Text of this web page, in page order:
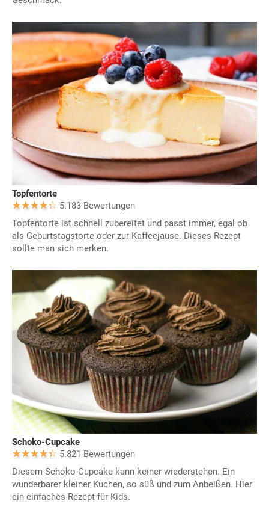
Topfentorte
5.183 Bewertungen
Topfentorte ist schnell zubereitet und passt immer, egal ob
als Geburtstagstorte oder zur Kaffeejause. Dieses Rezept
sollte man sich merken.
Schoko-Cupcake
5.821 Bewertungen
Diesem Schoko-Cupcake kann keiner wiederstehen. Ein
wunderbarer kleiner Kuchen, so süß und zum Anbeißen. Hier
ein einfaches Rezept für Kids.